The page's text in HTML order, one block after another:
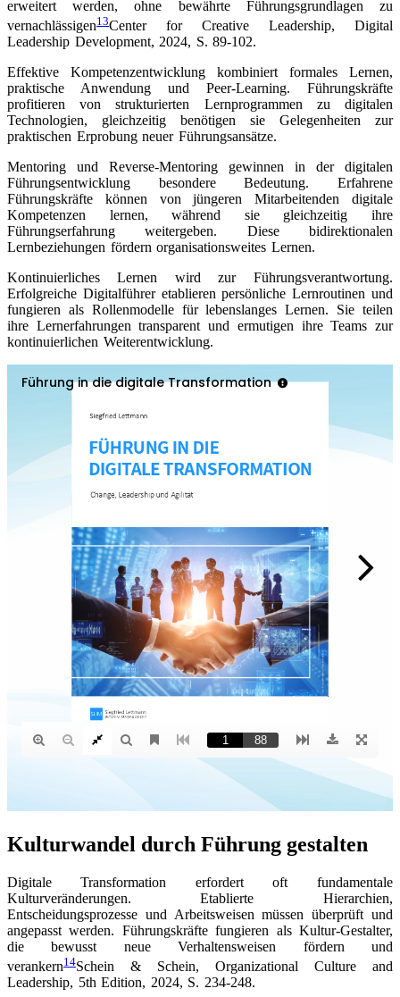
erweitert werden, ohne bewährte Führungsgrundlagen zu
vernachlässigen13Center for Creative Leadership, Digital
Leadership Development, 2024, S. 89-102.
Effektive Kompetenzentwicklung kombiniert formales Lernen,
praktische Anwendung und Peer-Learning. Führungskräfte
profitieren von strukturierten Lernprogrammen zu digitalen
Technologien, gleichzeitig benötigen sie Gelegenheiten zur
praktischen Erprobung neuer Führungsansätze.
Mentoring und Reverse-Mentoring gewinnen in der digitalen
Führungsentwicklung besondere Bedeutung. Erfahrene
Führungskräfte können von jüngeren Mitarbeitenden digitale
Kompetenzen lernen, während sie gleichzeitig ihre
Führungserfahrung weitergeben. Diese bidirektionalen
Lernbeziehungen fördern organisationsweites Lernen.
Kontinuierliches Lernen wird zur Führungsverantwortung.
Erfolgreiche Digitalführer etablieren persönliche Lernroutinen und
fungieren als Rollenmodelle für lebenslanges Lernen. Sie teilen
ihre Lernerfahrungen transparent und ermutigen ihre Teams zur
kontinuierlichen Weiterentwicklung.
Kulturwandel durch Führung gestalten
Digitale Transformation erfordert oft fundamentale
Kulturveränderungen. Etablierte Hierarchien,
Entscheidungsprozesse und Arbeitsweisen müssen überprüft und
angepasst werden. Führungskräfte fungieren als Kultur-Gestalter,
die bewusst neue Verhaltensweisen fördern und
verankern14Schein & Schein, Organizational Culture and
Leadership, 5th Edition, 2024, S. 234-248.